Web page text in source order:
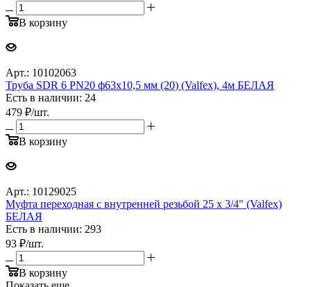
В корзину
Арт.: 10102063
Труба SDR 6 PN20 ф63х10,5 мм (20) (Valfex), 4м БЕЛАЯ
Есть в наличии: 24
479 ₽/шт.
В корзину
Арт.: 10129025
Муфта переходная с внутренней резьбой 25 x 3/4" (Valfex)
БЕЛАЯ
Есть в наличии: 293
93 ₽/шт.
В корзину